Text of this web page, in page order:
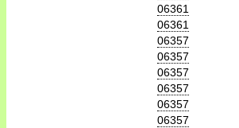
06361
06361
06357
06357
06357
06357
06357
06357